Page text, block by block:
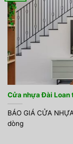
Cửa nhựa Đài Loan
BÁO GIÁ CỬA
dòng